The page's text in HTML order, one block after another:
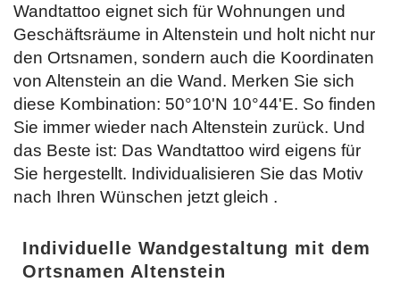
Wandtattoo eignet sich für Wohnungen und
Geschäftsräume in Altenstein und holt nicht nur
den Ortsnamen, sondern auch die Koordinaten
von Altenstein an die Wand. Merken Sie sich
diese Kombination: 50°10'N 10°44'E. So finden
Sie immer wieder nach Altenstein zurück. Und
das Beste ist: Das Wandtattoo wird eigens für
Sie hergestellt. Individualisieren Sie das Motiv
nach Ihren Wünschen jetzt gleich .
Individuelle Wandgestaltung mit dem
Ortsnamen Altenstein